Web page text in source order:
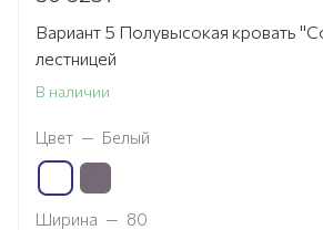
Вариант 5 Полувысокая кровать
лестницей
В наличии
Цвет — Белый
Ширина — 80